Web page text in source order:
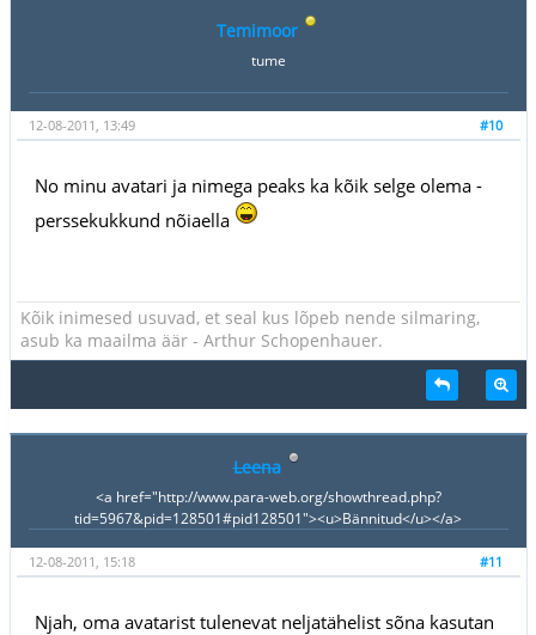
Temimoor
tume
#10
12-08-2011, 13:49
No minu avatari ja nimega peaks ka kõik selge olema -
perssekukkund nõiaella
Kõik inimesed usuvad, et seal kus lõpeb nende silmaring,
asub ka maailma äär - Arthur Schopenhauer.
Leena
<a href="http://www.para-web.org/showthread.php?
tid=5967&pid=128501#pid128501"><u>Bännitud</u></a>
#11
12-08-2011, 15:18
Njah, oma avatarist tulenevat neljatähelist sõna kasutan